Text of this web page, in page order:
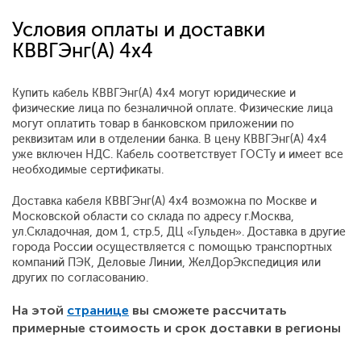
Условия оплаты и доставки
КВВГЭнг(А) 4x4
Купить кабель КВВГЭнг(А) 4x4 могут юридические и
физические лица по безналичной оплате. Физические лица
могут оплатить товар в банковском приложении по
реквизитам или в отделении банка. В цену КВВГЭнг(А) 4x4
уже включен НДС. Кабель соответствует ГОСТу и имеет все
необходимые сертификаты.
Доставка кабеля КВВГЭнг(А) 4x4 возможна по Москве и
Московской области со склада по адресу г.Москва,
ул.Складочная, дом 1, стр.5, ДЦ «Гульден». Доставка в другие
города России осуществляется с помощью транспортных
компаний ПЭК, Деловые Линии, ЖелДорЭкспедиция или
других по согласованию.
На этой странице вы сможете рассчитать
примерные стоимость и срок доставки в регионы